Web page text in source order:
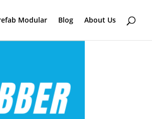
Modular Blog About Us